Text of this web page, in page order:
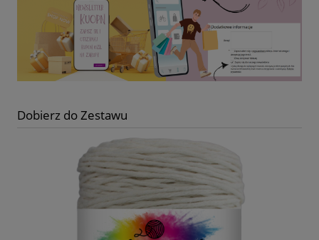
Dobierz do Zestawu